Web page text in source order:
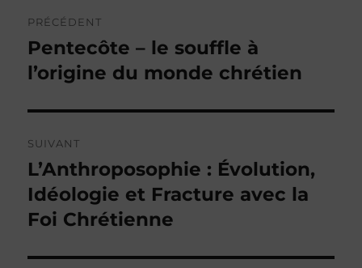
de
l’article
PRÉCÉDENT
Publication
précédente :
Pentecôte – le souffle à
l’origine du monde chrétien
SUIVANT
Publication
suivante :
L’Anthroposophie : Évolution,
Idéologie et Fracture avec la
Foi Chrétienne